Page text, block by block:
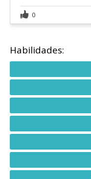
0
Habilidades: